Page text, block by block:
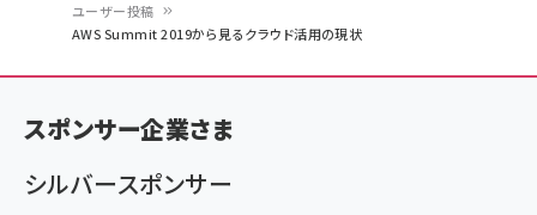
ン
く
ず
ユーザー投稿
AWS Summit 2019から見るクラウド活用の現状
スポンサー企業さま
シルバースポンサー